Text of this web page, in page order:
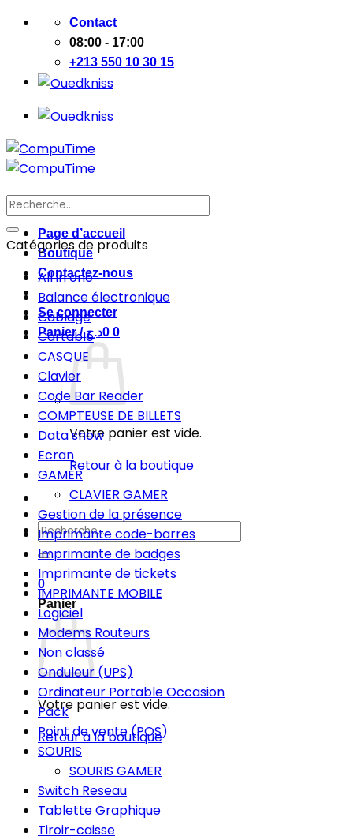
Passer
contenu
Contact
08:00 - 17:00
+213 550 10 30 15
Page d’accueil
Boutique
Contactez-nous
Se connecter
Panier /
0د.ج 0
Votre panier est vide.
Retour à la boutique
Recherche
pour :
0
Panier
Votre panier est vide.
Retour à la boutique
Recherche
pour :
Catégories de produits
All in one
Balance électronique
Cablage
Cartable
CASQUE
Clavier
Code Bar Reader
COMPTEUSE DE BILLETS
Data show
Ecran
GAMER
CLAVIER GAMER
Gestion de la présence
Imprimante code-barres
Imprimante de badges
Imprimante de tickets
IMPRIMANTE MOBILE
Logiciel
Modems Routeurs
Non classé
Onduleur (UPS)
Ordinateur Portable Occasion
Pack
Point de vente (POS)
SOURIS
SOURIS GAMER
Switch Reseau
Tablette Graphique
Tiroir-caisse